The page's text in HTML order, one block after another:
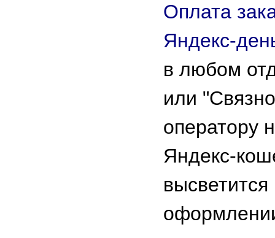
Оплата
Яндекс-
в любом
или
оператору
Яндекс-